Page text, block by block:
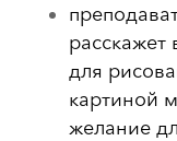
расскажет
для
картиной
желание